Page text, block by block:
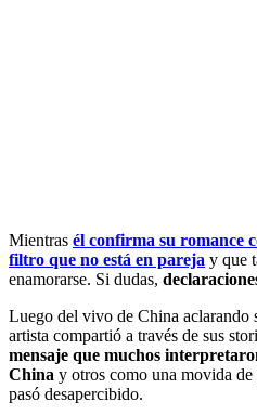
Mientras él confirma su romance
filtro que no está en pareja y que
enamorarse. Si dudas,
Luego del vivo de China aclarando
artista compartió a través de sus
mensaje que muchos
China y otros como una movida
pasó desapercibido.